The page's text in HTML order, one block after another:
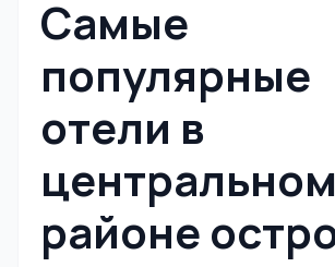
Самые
популярные
отели в
центральном
районе